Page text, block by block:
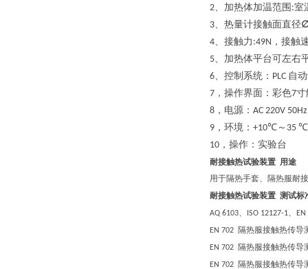
2、加热体加温范围 :室
3、热量计接触面直径
4、接触力 :49N ，接触
5、加热体平台可左右
6、 控制系统： PLC 自
7 ，操作界面：彩色7寸
8 ， 电源： AC 220V
9 ， 环境： +10℃ ～ 35 ℃
10 ， 操作：实验台
耐接触热试验装置 用途
用于隔热手套、隔热服耐
耐接触热试验装置 测试标
AQ 6103、 ISO 12127-1、
EN 702 隔热服接触热传导
EN 702 隔热服接触热传导
EN 702 隔热服接触热传导